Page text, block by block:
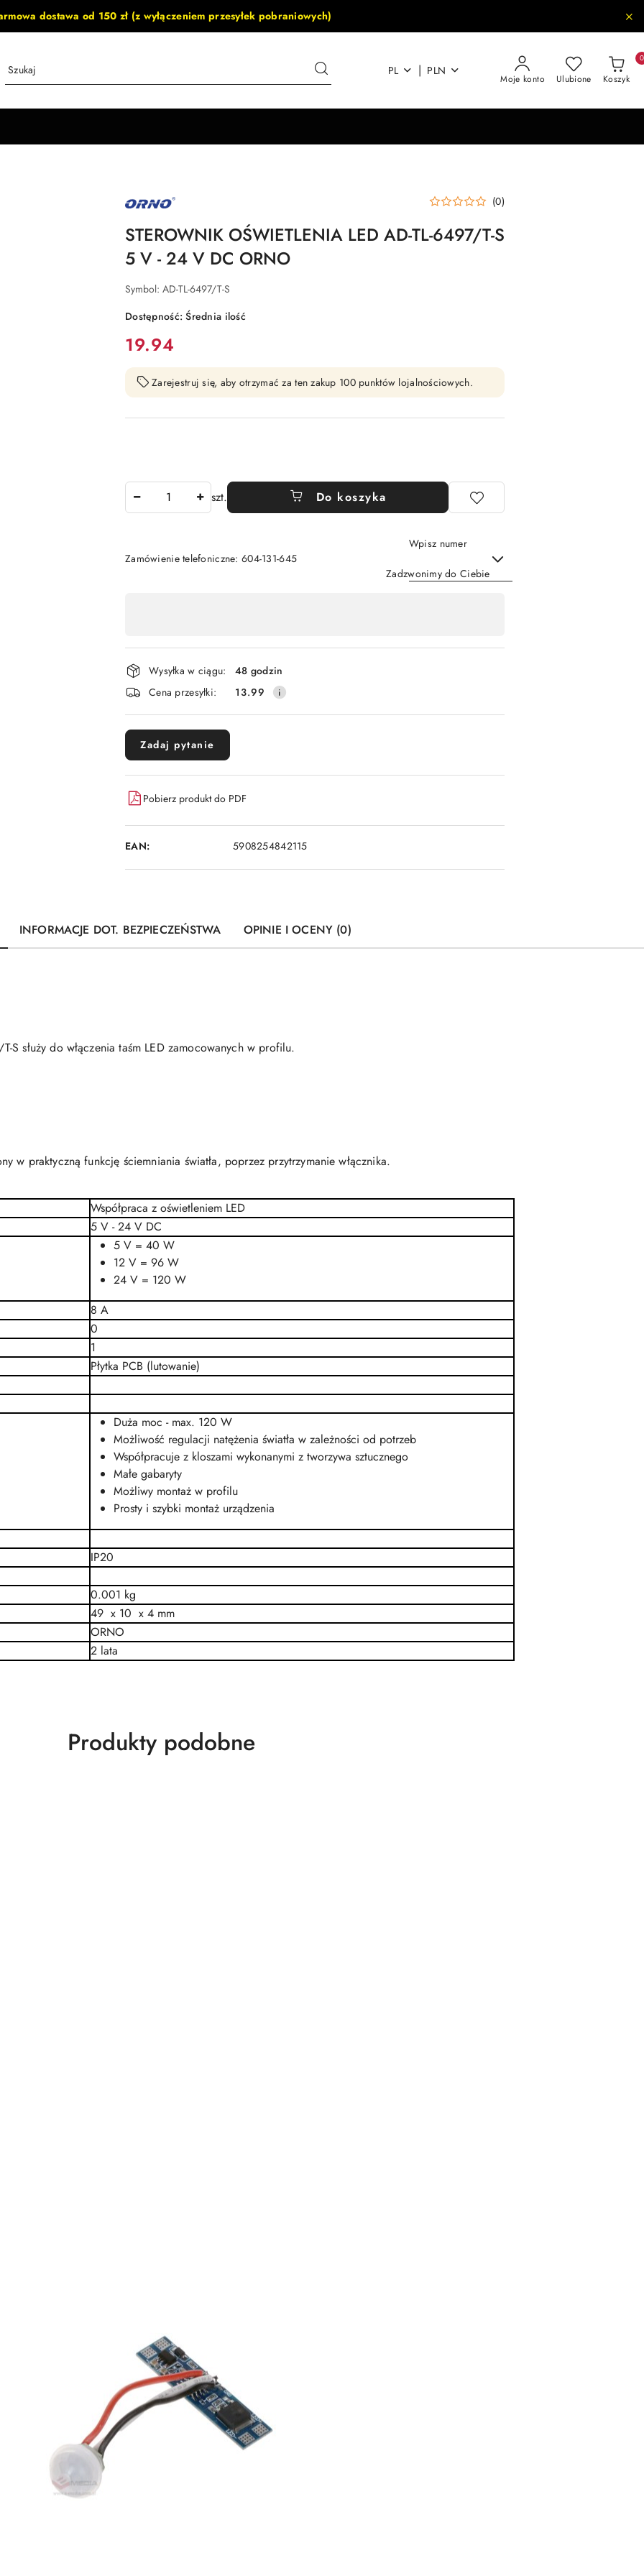
dostawa od 150 zł (z wyłączeniem przesyłek pobraniowych)
PL | PLN
Moje konto Ulubione Koszyk
0
NAZWA
PRODUCENTA: (0)
STEROWNIK OŚWIETLENIA LED AD-TL-6497/T-S
5 V - 24 V DC ORNO
Symbol: AD-TL-6497/T-S
Dostępność:Średnia ilość
cena:
19.94
Zarejestruj się, aby otrzymać za ten zakup 100 punktów lojalnościowych.
szt. Do koszyka
Zamówienie telefoniczne: 604-131-645
Wpisz numer
Zadzwonimy do Ciebie
płatność
i
dostawa
Wysyłka w ciągu:
48 godzin
Cena przesyłki:
13.99
Zadaj pytanie
Pobierz produkt do PDF
EAN: 5908254842115
INFORMACJE DOT. BEZPIECZEŃSTWA OPINIE I OCENY (0)
S służy do włączenia taśm LED zamocowanych w profilu.
w praktyczną funkcję ściemniania światła, poprzez przytrzymanie włącznika.
Współpraca z oświetleniem LED
5 V - 24 V DC
5 V = 40 W
12 V = 96 W
24 V = 120 W
8 A
0
1
Płytka PCB (lutowanie)
Duża moc - max. 120 W
Możliwość regulacji natężenia światła w zależności od potrzeb
Współpracuje z kloszami wykonanymi z tworzywa sztucznego
Małe gabaryty
Możliwy montaż w profilu
Prosty i szybki montaż urządzenia
IP20
0.001 kg
49 x 10 x 4 mm
ORNO
2 lata
Produkty
Produkty podobne